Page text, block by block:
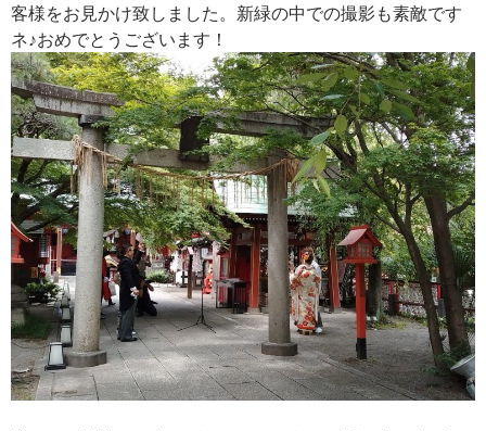
客様をお見かけ致しました。新緑の中での撮影も素敵です
ネ♪おめでとうございます！